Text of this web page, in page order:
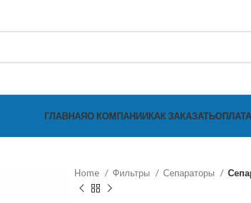
ГЛАВНАЯО КОМПАНИИКАК ЗАКАЗАТЬОПЛАТА
Home Фильтры Сепараторы